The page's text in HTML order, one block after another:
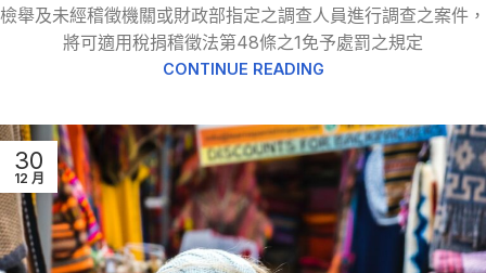
檢舉及未經稽徵機關或財政部指定之調查人員進行調查之案件，
將可適用稅捐稽徵法第48條之1免予處罰之規定
CONTINUE READING
30
12 月